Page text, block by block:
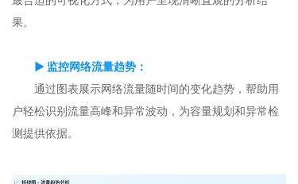
果。
▶ 监控网络流量趋势：
通过图表展示网络流量随时间的变化趋势，帮助用
户轻松识别流量高峰和异常波动，为容量规划和异常检
测提供依据。